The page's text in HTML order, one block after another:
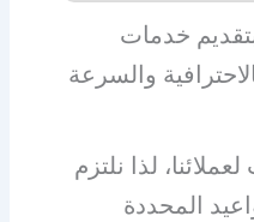
خدمات
والسرعة
لذا نلتزم
المحددة